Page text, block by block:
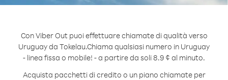
Con Viber Out puoi effettuare chiamate di qualità verso
Uruguay da Tokelau.Chiama qualsiasi numero in Uruguay
- linea fissa o mobile! - a partire da soli 8.9 ¢ al minuto.
Acquista pacchetti di credito o un piano chiamate per